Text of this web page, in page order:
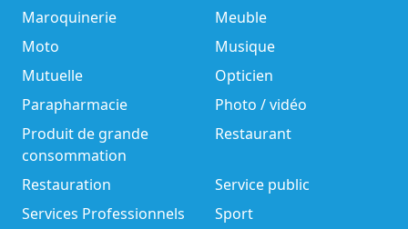
Maroquinerie
Meuble
Moto
Musique
Mutuelle
Opticien
Parapharmacie
Photo / vidéo
Produit de grande
consommation
Restaurant
Restauration
Service public
Services Professionnels
Sport